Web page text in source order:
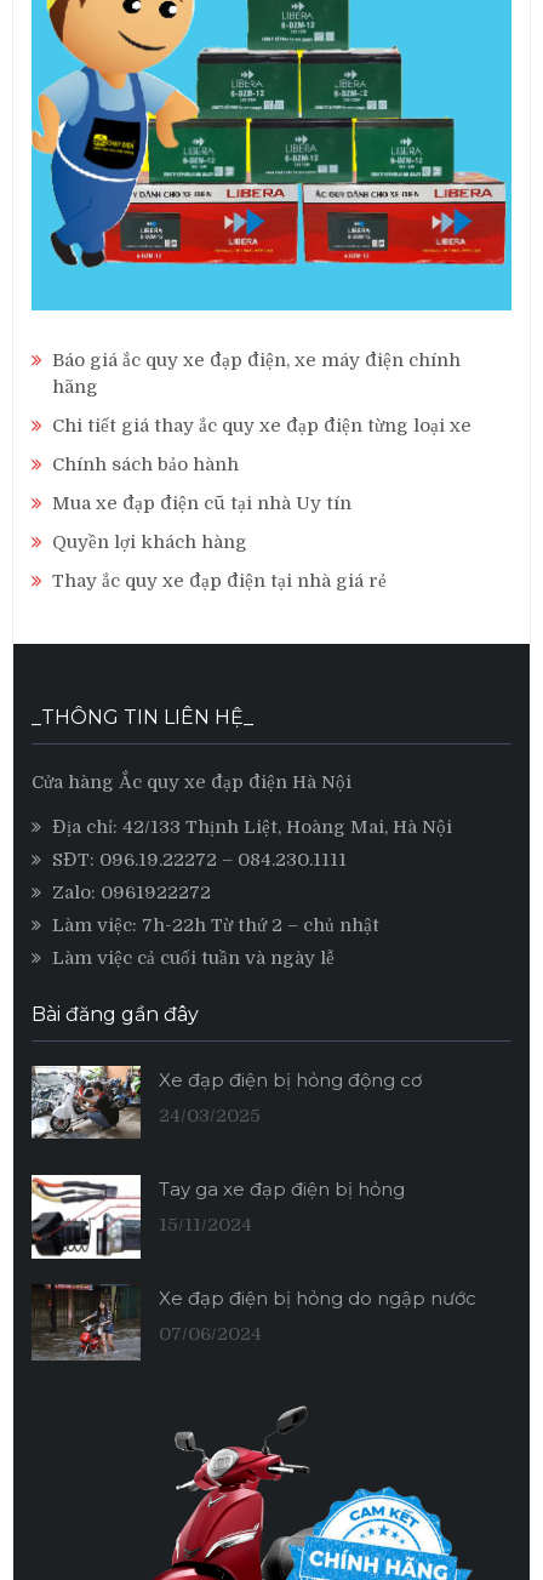
Báo giá ắc quy xe đạp điện, xe máy điện chính
hãng
Chi tiết giá thay ắc quy xe đạp điện từng loại xe
Chính sách bảo hành
Mua xe đạp điện cũ tại nhà Uy tín
Quyền lợi khách hàng
Thay ắc quy xe đạp điện tại nhà giá rẻ
_THÔNG TIN LIÊN HỆ_
Cửa hàng Ắc quy xe đạp điện Hà Nội
Địa chỉ: 42/133 Thịnh Liệt, Hoàng Mai, Hà Nội
SĐT: 096.19.22272 – 084.230.1111
Zalo: 0961922272
Làm việc: 7h-22h Từ thứ 2 – chủ nhật
Làm việc cả cuối tuần và ngày lễ
Bài đăng gần đây
Xe đạp điện bị hỏng động cơ
24/03/2025
Tay ga xe đạp điện bị hỏng
15/11/2024
Xe đạp điện bị hỏng do ngập nước
07/06/2024